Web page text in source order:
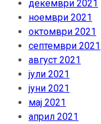
декември 2021
ноември 2021
октомври 2021
септември 2021
август 2021
јули 2021
јуни 2021
мај 2021
април 2021